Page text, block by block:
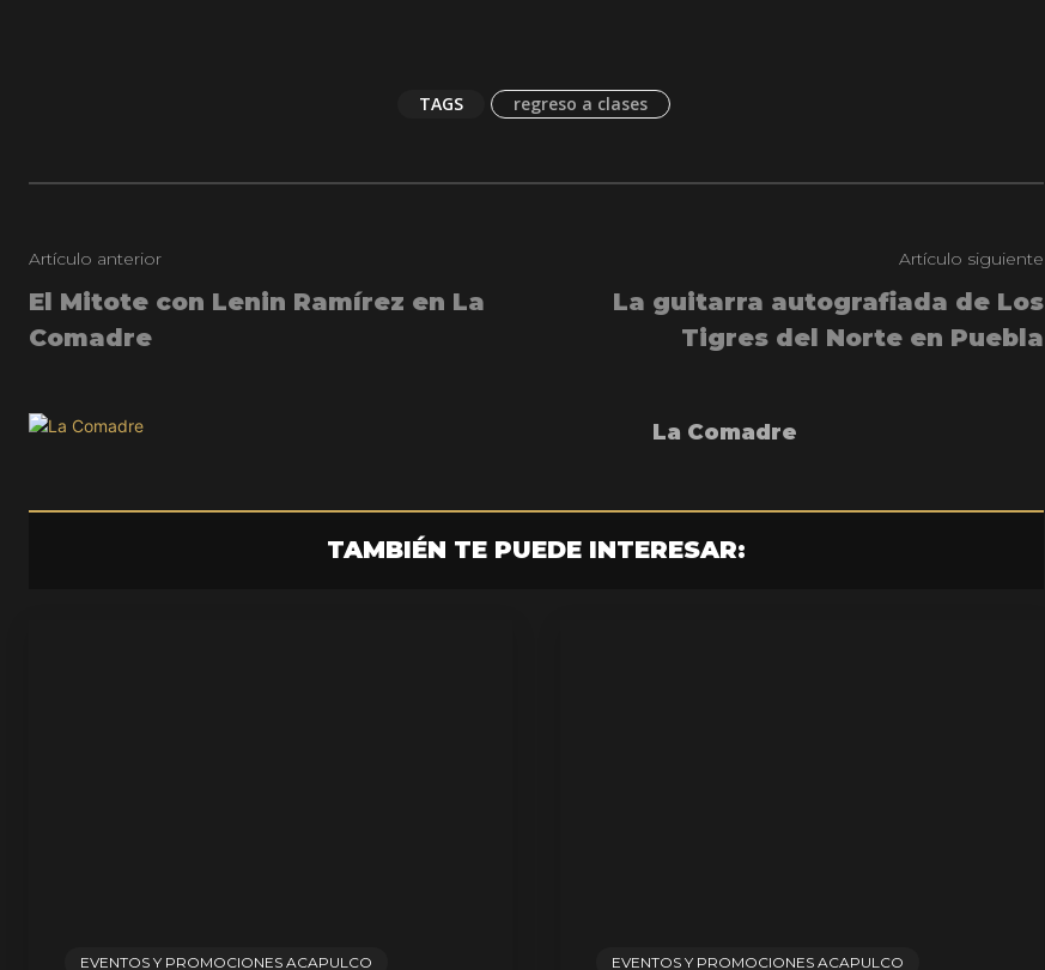
TAGS regreso a clases
Artículo anterior
El Mitote con Lenin Ramírez en La
Comadre
Artículo siguiente
La guitarra autografiada de Los
Tigres del Norte en Puebla
La Comadre
TAMBIÉN TE PUEDE INTERESAR:
EVENTOS Y PROMOCIONES ACAPULCO EVENTOS Y PROMOCIONES ACAPULCO